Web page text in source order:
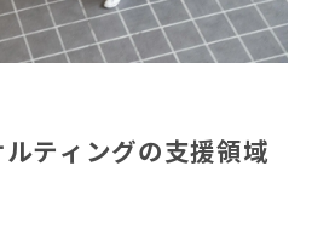
ティングの支援領域